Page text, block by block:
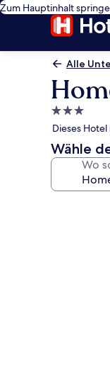
Zum Hauptinhalt
Alle
3.0-
Sterne-
Unterkunft
Dieses
Wähle
Wo